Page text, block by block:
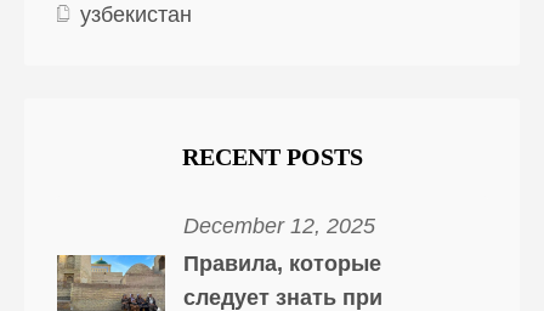
узбекистан
RECENT POSTS
December 12, 2025
Правила, которые
следует знать при